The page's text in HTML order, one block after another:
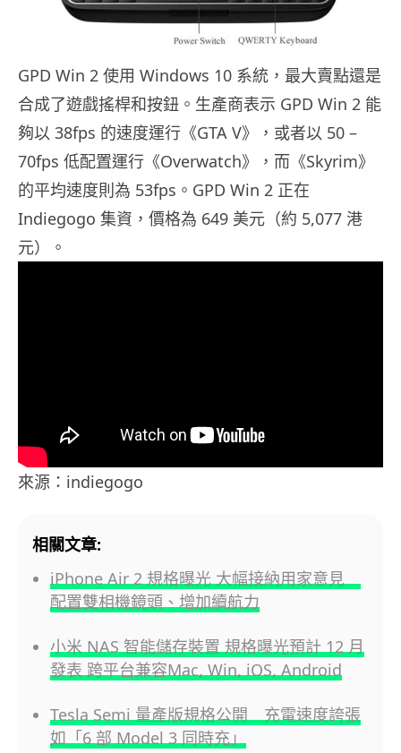
GPD Win 2 使用 Windows 10 系統，最大賣點還是
合成了遊戲搖桿和按鈕。生產商表示 GPD Win 2 能
夠以 38fps 的速度運行《GTA V》，或者以 50 –
70fps 低配置運行《Overwatch》，而《Skyrim》
的平均速度則為 53fps。GPD Win 2 正在
Indiegogo 集資，價格為 649 美元（約 5,077 港
元）。
來源：indiegogo
相關文章:
iPhone Air 2 規格曝光 大幅接納用家意見
配置雙相機鏡頭、增加續航力
小米 NAS 智能儲存裝置 規格曝光預計 12 月
發表 跨平台兼容Mac, Win, iOS, Android
Tesla Semi 量產版規格公開 充電速度誇張
如「6 部 Model 3 同時充」